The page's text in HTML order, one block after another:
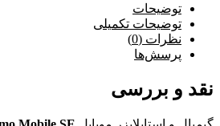
توضیحات
توضیحات تکمیلی
نظرات (0)
پرسش‌ها
نقد و بررسی